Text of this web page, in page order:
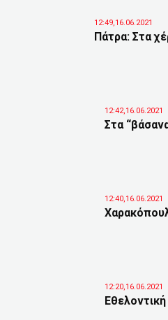
12:49,16.06.2021
Πάτρα: Στα
12:42,16.06.2021
Στα
12:40,16.06.2021
12:20,16.06.2021